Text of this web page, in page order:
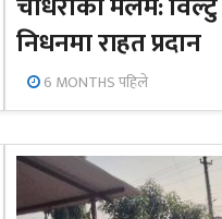
निधनमा राहत प्रदान
6 MONTHS पहिले